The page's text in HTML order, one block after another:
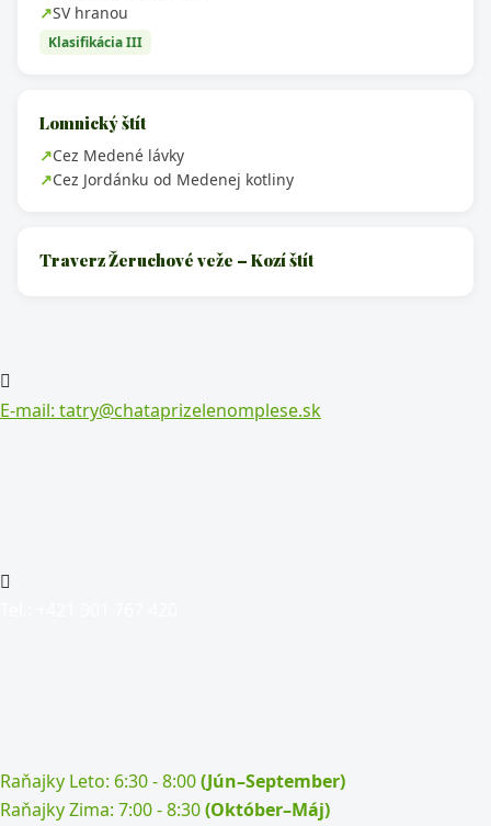
SV hranou
Klasifikácia III
Lomnický štít
Cez Medené lávky
Cez Jordánku od Medenej kotliny
Traverz Žeruchové veže – Kozí štít
E-mail: tatry@chataprizelenomplese.sk
Raňajky Leto: 6:30 - 8:00(Jún–September)
Raňajky Zima: 7:00 - 8:30(Október–Máj)